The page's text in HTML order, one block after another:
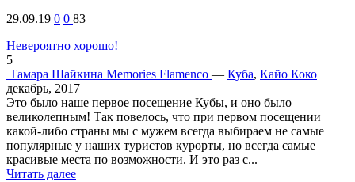
29.09.19 0 0 83
Невероятно хорошо!
5
Тамара Шайкина Memories Flamenco — Куба, Кайо Коко
декабрь, 2017
Это было наше первое посещение Кубы, и оно было
великолепным! Так повелось, что при первом посещении
какой-либо страны мы с мужем всегда выбираем не самые
популярные у наших туристов курорты, но всегда самые
красивые места по возможности. И это раз с...
Читать далее